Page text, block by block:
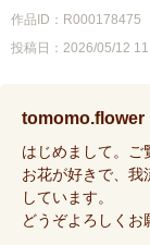
作品ID：R000178475
投稿日：2026/05/12
tomomo.flower
はじめまして。ご
お花が好きで、我
しています。
どうぞよろしくお